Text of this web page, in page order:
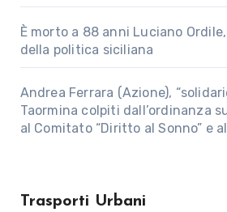
È morto a 88 anni Luciano
della politica siciliana
Andrea Ferrara (Azione),
Taormina colpiti dall’ordinanza
al Comitato “Diritto al Sonno” e
Trasporti Urbani